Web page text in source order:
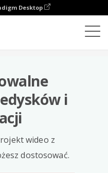
Desktop
i
wideo z
dostosować.